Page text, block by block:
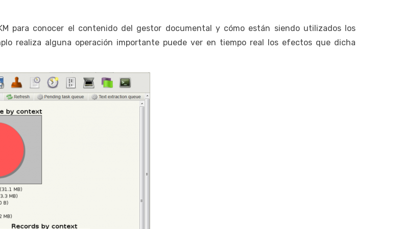
para conocer el contenido del gestor documental y cómo están siendo utilizados los
realiza alguna operación importante puede ver en tiempo real los efectos que dicha